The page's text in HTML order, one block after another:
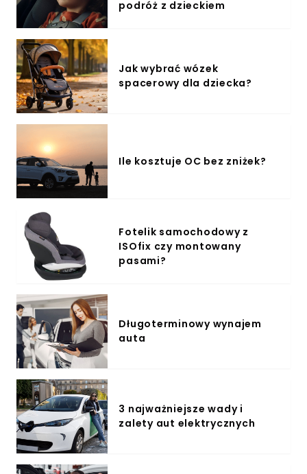
podróż z dzieckiem
Jak wybrać wózek
spacerowy dla dziecka?
Ile kosztuje OC bez zniżek?
Fotelik samochodowy z
ISOfix czy montowany
pasami?
Długoterminowy wynajem
auta
3 najważniejsze wady i
zalety aut elektrycznych